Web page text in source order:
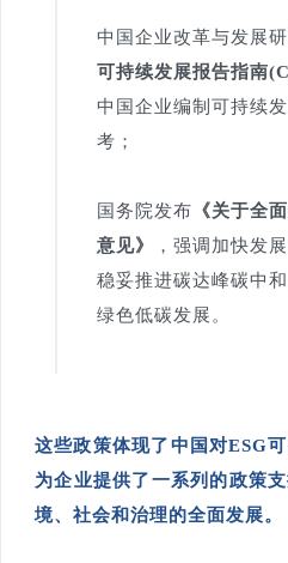
中国企业改革与发展
可持续发展报告指南
中国企业编制可持续
考；
国务院发布 《关于全
意见》
，强调加快发
稳妥推进碳达峰碳中
绿色低碳发展。
这些政策体现了中国对ESG
为企业提供了一系列的政策
境、社会和治理的全面发展。